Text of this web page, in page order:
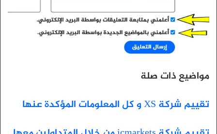
مواضيع ذات صلة
تقييم شركة XS و كل المعلومات المؤكدة عنها